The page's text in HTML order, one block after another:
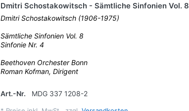
Dmitri Schostakowitsch - Sämtliche Sinfonien Vol. 8
Dmitri Schostakowitsch (1906-1975)
Sämtliche Sinfonien Vol. 8
Sinfonie Nr. 4
Beethoven Orchester Bonn
Roman Kofman, Dirigent
Art.-Nr. MDG 337 1208-2